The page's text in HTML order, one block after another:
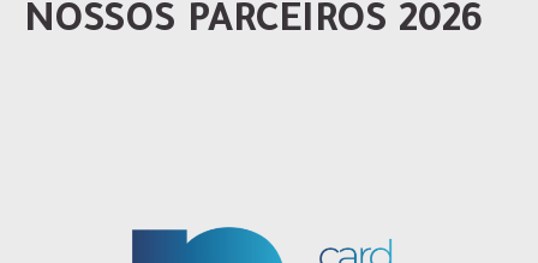
NOSSOS PARCEIROS 2026